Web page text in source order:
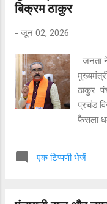
लाइन?
और
पुल
दौरान
बिक्रम ठाकुर
- जून 02, 2026
जनता
ठाकुर
प्रचंड
फैसला
सफलता
एक टिप्पणी भेजें